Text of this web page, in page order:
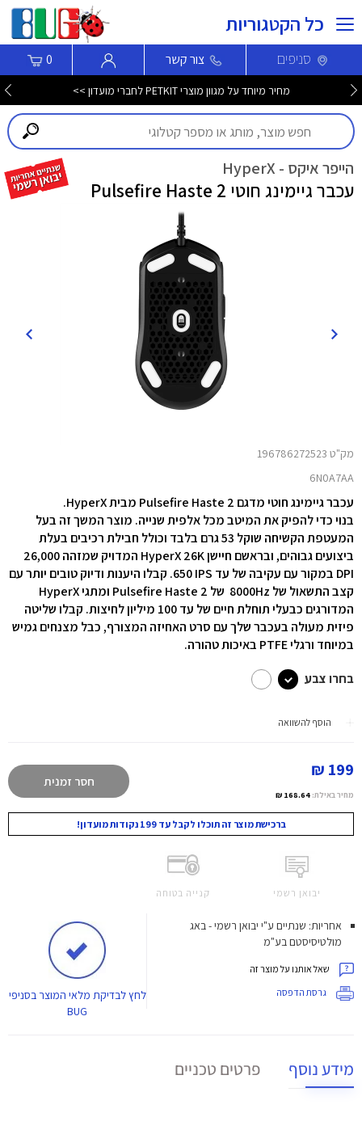
כל הקטגוריות
סניפים צור קשר 0
מחיר מיוחד על מגוון מוצרי PETKIT לחברי מועדון >>
הייפר איקס - HyperX
עכבר גיימינג חוטי Pulsefire Haste 2
מק"ט 196786272523
6N0A7AA
עכבר גיימינג חוטי מדגם 2 Pulsefire Haste מבית HyperX.
בנוי כדי להפיק את המיטב מכל אלפית שנייה. מוצר המשך זה בעל
המעטפת הקשיחה שוקל 53 גרם בלבד וכולל חבילת רכיבים בעלת
ביצועים גבוהים, ובראשם חיישן HyperX 26K המדויק ‎שמזהה ‎26,000
DPI במקור עם עקיבה של עד ‎650 IPS. קבלו היענות ודיוק טובים יותר עם
קצב התשאול של 8000Hz
של Pulsefire Haste 2 ומתגי HyperX
המדורגים כבעלי תוחלת חיים של עד 100 מיליון לחיצות. קבלו שליטה
פיזית מעולה בעכבר שלך עם סרט האחיזה המצורף, כבל מצנחים גמיש
במיוחד ורגלי PTFE באיכות טהורה.
בחרו צבע
הוסף להשוואה
199 ₪
מחיר באילת: 168.64 ₪
חסר זמנית
ברכישת מוצר זה תוכלו לקבל עד 199 נקודות מועדון!
יבואן רשמי קנייה בטוחה
אחריות: שנתיים ע"י יבואן רשמי - באג
מולטיסיסטם בע"מ
שאל אותנו על מוצר זה
גרסת הדפסה
לחץלבדיקת מלאי המוצר בסניפי
BUG
מידע נוסף פרטים טכניים